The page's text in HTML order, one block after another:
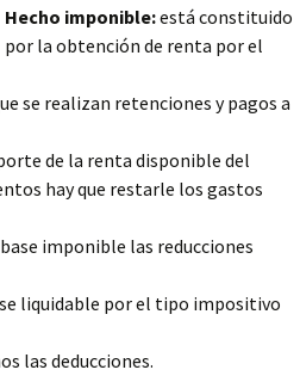
Hecho imponible:está constituido
por la obtención de renta por el
se realizan retenciones y pagos a
de la renta disponible del
hay que restarle los gastos
imponible las reducciones
liquidable por el tipo impositivo
las deducciones.